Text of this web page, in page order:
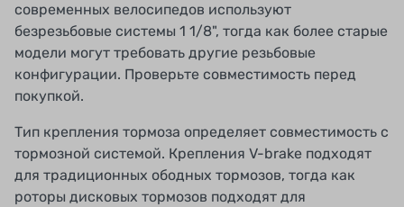
современных велосипедов используют
безрезьбовые системы 1 1/8", тогда как более старые
модели могут требовать другие резьбовые
конфигурации. Проверьте совместимость перед
покупкой.
Тип крепления тормоза определяет совместимость с
тормозной системой. Крепления V-brake подходят
для традиционных ободных тормозов, тогда как
роторы дисковых тормозов подходят для